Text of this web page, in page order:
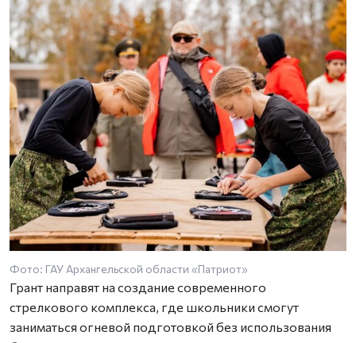
Фото: ГАУ Архангельской области «Патриот»
Грант направят на создание современного
стрелкового комплекса, где школьники смогут
заниматься огневой подготовкой без использования